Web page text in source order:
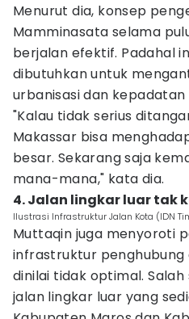
Menurut dia, konsep
Mamminasata selama
berjalan efektif. Padahal
dibutuhkan untuk
urbanisasi dan
"Kalau tidak serius
Makassar bisa
besar. Sekarang saja
mana-mana," kata dia.
4. Jalan lingkar luar tak
Ilustrasi Infrastruktur Jalan Kota (IDN
Muttaqin juga menyoroti
infrastruktur
dinilai tidak optimal.
jalan lingkar luar yang